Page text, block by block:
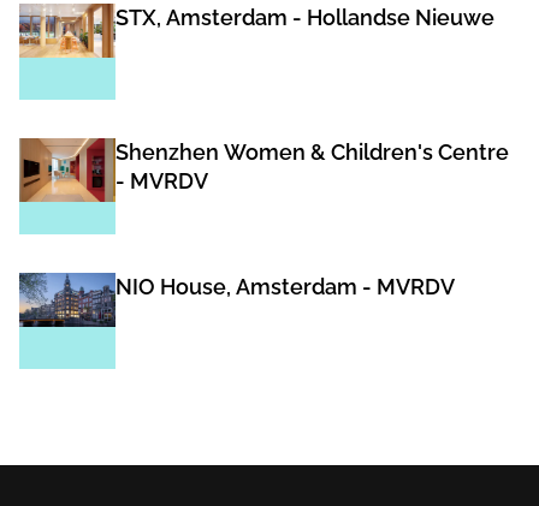
STX, Amsterdam - Hollandse Nieuwe
Shenzhen Women & Children's Centre
- MVRDV
NIO House, Amsterdam - MVRDV